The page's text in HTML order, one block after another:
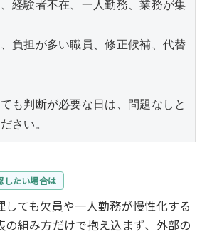
、経験者不在、一人勤務、業務が集
、負担が多い職員、修正候補、代替
も判断が必要な日は、問題なしと
さい。
したい場合は
しても欠員や一人勤務が慢性化する
の組み方だけで抱え込まず、外部の